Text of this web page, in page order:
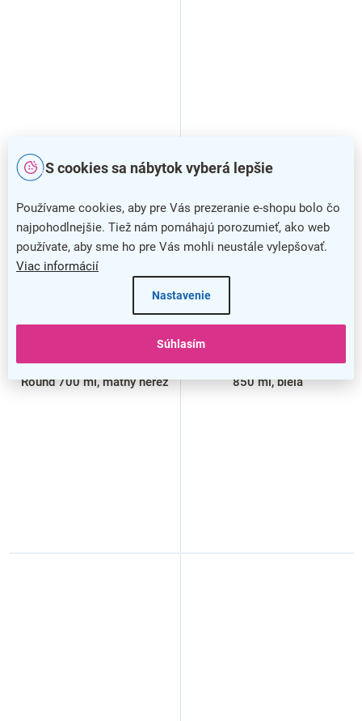
S cookies sa nábytok vyberá lepšie
Používame cookies, aby pre Vás prezeranie e-shopu bolo čo
najpohodlnejšie. Tiež nám pomáhajú porozumieť, ako web
používate, aby sme ho pre Vás mohli neustále vylepšovať.
Viac informácií
Nastavenie
Súhlasím
penového mydla Donner
Round 700 ml, matný nerez
tekutého mydla Donner Drop
850 ml, biela